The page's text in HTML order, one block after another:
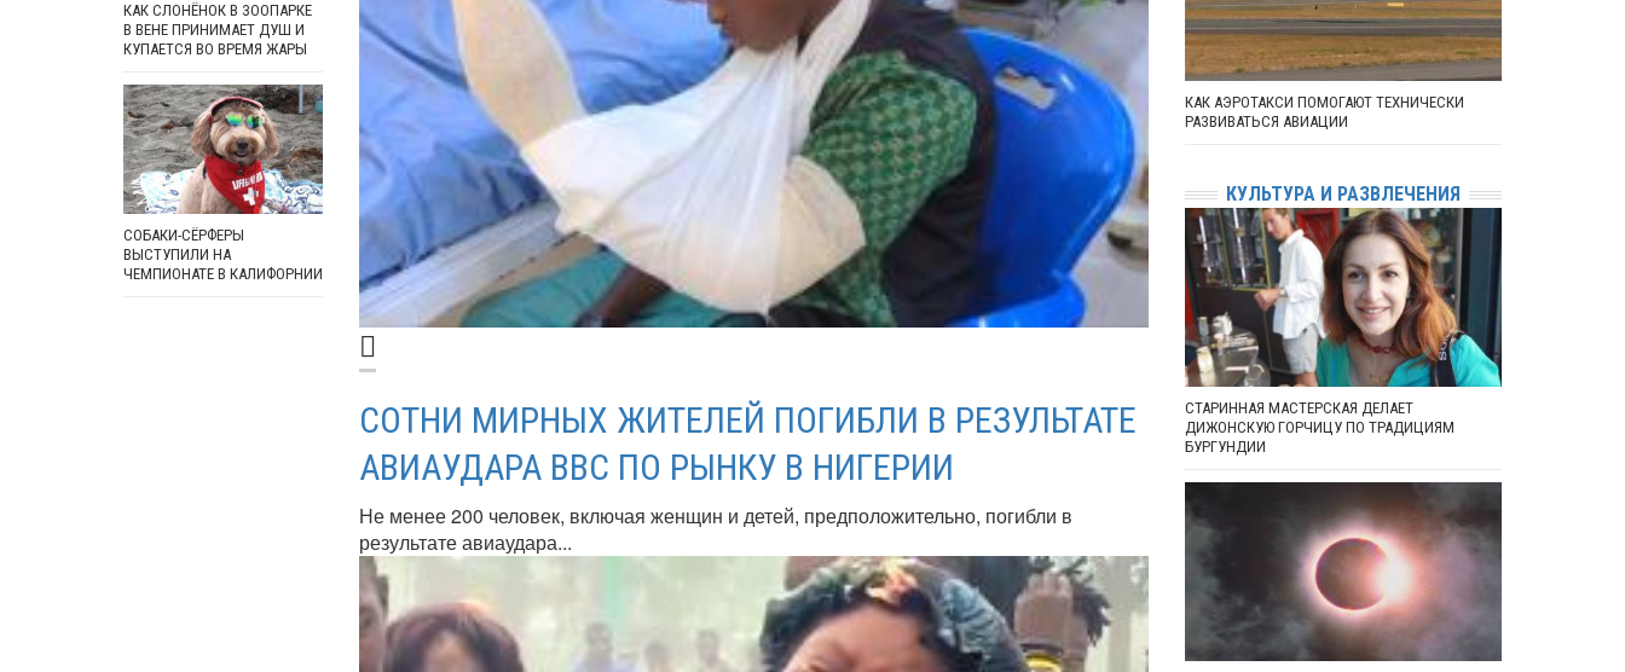
СОТНИ МИРНЫХ ЖИТЕЛЕЙ ПОГИБЛИ В РЕЗУЛЬТАТЕ
АВИАУДАРА ВВС ПО РЫНКУ В НИГЕРИИ
Не менее 200 человек, включая женщин и детей, предположительно, погибли в
результате авиаудара...
КАК СЛОНЁНОК В ЗООПАРКЕ
В ВЕНЕ ПРИНИМАЕТ ДУШ И
КУПАЕТСЯ ВО ВРЕМЯ ЖАРЫ
СОБАКИ-СЁРФЕРЫ
ВЫСТУПИЛИ НА
ЧЕМПИОНАТЕ В КАЛИФОРНИИ
КАК АЭРОТАКСИ ПОМОГАЮТ ТЕХНИЧЕСКИ
РАЗВИВАТЬСЯ АВИАЦИИ
КУЛЬТУРА И РАЗВЛЕЧЕНИЯ
СТАРИННАЯ МАСТЕРСКАЯ ДЕЛАЕТ
ДИЖОНСКУЮ ГОРЧИЦУ ПО ТРАДИЦИЯМ
БУРГУНДИИ